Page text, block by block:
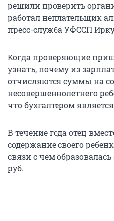
решили проверить
работал неплательщик
пресс-служба УФССП
Когда проверяющие
узнать, почему из
отчисляются суммы на
несовершеннолетнего
что бухгалтером
В течение года отец
содержание своего
связи с чем
руб.